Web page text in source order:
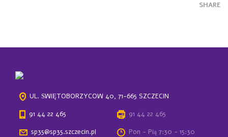
SHARE
UL. ŚWIĘTOBORZYCÓW 40, 71-665 SZCZECIN
91 44 22 465
91 44 22 465
sp35@sp35.szczecin.pl
Pon - Pią 7:30 - 15:30